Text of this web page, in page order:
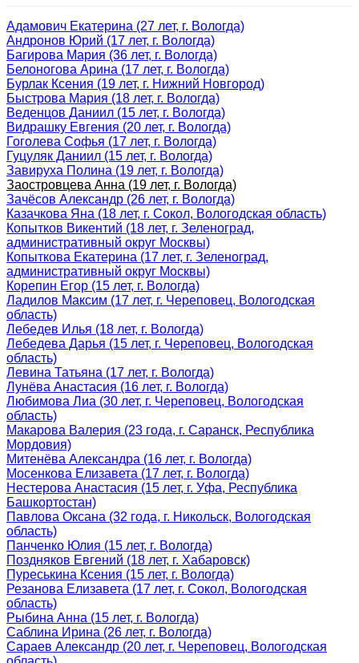
Адамович Екатерина (27 лет, г. Вологда)
Андронов Юрий (17 лет, г. Вологда)
Багирова Мария (36 лет, г. Вологда)
Белоногова Арина (17 лет, г. Вологда)
Бурлак Ксения (19 лет, г. Нижний Новгород)
Быстрова Мария (18 лет, г. Вологда)
Веденцов Даниил (15 лет, г. Вологда)
Видрашку Евгения (20 лет, г. Вологда)
Гоголева Софья (17 лет, г. Вологда)
Гуцуляк Даниил (15 лет, г. Вологда)
Завируха Полина (19 лет, г. Вологда)
Заостровцева Анна (19 лет, г. Вологда)
Зачёсов Александр (26 лет, г. Вологда)
Казачкова Яна (18 лет, г. Сокол, Вологодская область)
Копытков Викентий (18 лет, г. Зеленоград,
административный округ Москвы)
Копыткова Екатерина (17 лет, г. Зеленоград,
административный округ Москвы)
Корепин Егор (15 лет, г. Вологда)
Ладилов Максим (17 лет, г. Череповец, Вологодская
область)
Лебедев Илья (18 лет, г. Вологда)
Лебедева Дарья (15 лет, г. Череповец, Вологодская
область)
Левина Татьяна (17 лет, г. Вологда)
Лунёва Анастасия (16 лет, г. Вологда)
Любимова Лиа (30 лет, г. Череповец, Вологодская
область)
Макарова Валерия (23 года, г. Саранск, Республика
Мордовия)
Митенёва Александра (16 лет, г. Вологда)
Мосенкова Елизавета (17 лет, г. Вологда)
Нестерова Анастасия (15 лет, г. Уфа, Республика
Башкортостан)
Павлова Оксана (32 года, г. Никольск, Вологодская
область)
Панченко Юлия (15 лет, г. Вологда)
Поздняков Евгений (18 лет, г. Хабаровск)
Пуреськина Ксения (15 лет, г. Вологда)
Резанова Елизавета (17 лет, г. Сокол, Вологодская
область)
Рыбина Анна (15 лет, г. Вологда)
Саблина Ирина (26 лет, г. Вологда)
Сараев Александр (20 лет, г. Череповец, Вологодская